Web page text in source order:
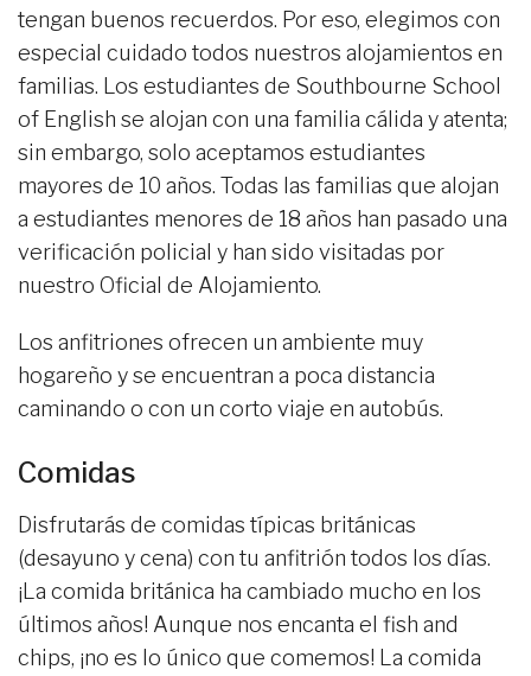
tengan buenos recuerdos. Por eso, elegimos con
especial cuidado todos nuestros alojamientos en
familias. Los estudiantes de Southbourne School
of English se alojan con una familia cálida y atenta;
sin embargo, solo aceptamos estudiantes
mayores de 10 años. Todas las familias que alojan
a estudiantes menores de 18 años han pasado una
verificación policial y han sido visitadas por
nuestro Oficial de Alojamiento.
Los anfitriones ofrecen un ambiente muy
hogareño y se encuentran a poca distancia
caminando o con un corto viaje en autobús.
Comidas
Disfrutarás de comidas típicas británicas
(desayuno y cena) con tu anfitrión todos los días.
¡La comida británica ha cambiado mucho en los
últimos años! Aunque nos encanta el fish and
chips, ¡no es lo único que comemos! La comida